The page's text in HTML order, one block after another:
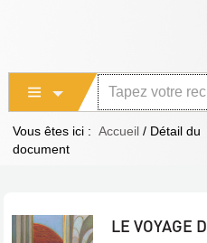
Vous êtes ici : Accueil / Détail du
document
LE VOYAGE